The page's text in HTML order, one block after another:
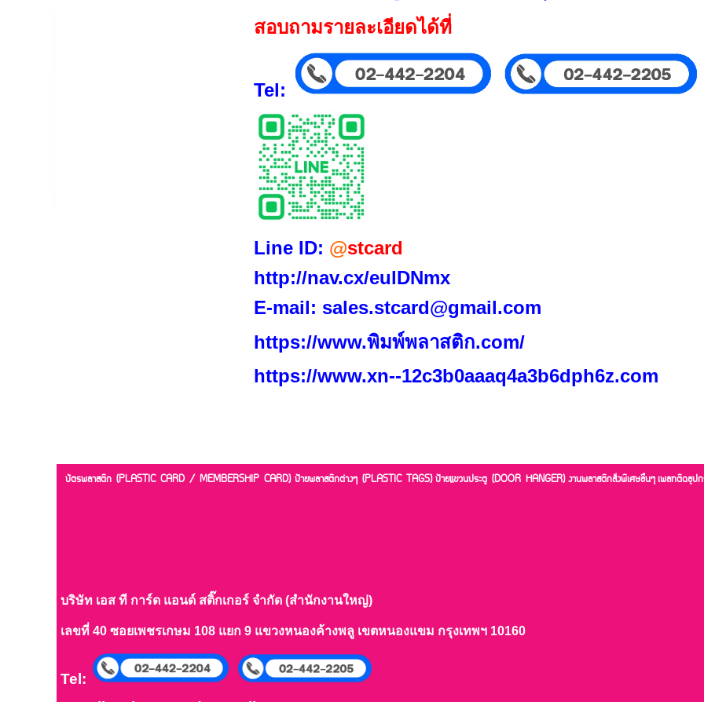
สอบถามรายละเอียดได้ที่
Tel:
Line ID: @stcard
http://nav.cx/eulDNmx
E-mail: sales.stcard@gmail.com
https://www.พิมพ์พลาสติก.com/
https://www.xn--12c3b0aaaq4a3b6dph6z.com
บัตรพลาสติก (PLASTIC CARD / MEMBERSHIP CARD) ป้ายพลาสติกต่างๆ (PLASTIC TAGS) ป้ายแขวนประตู (DOOR HANGER) งานพลาสติกสั่งพิเศษอื่นๆเพลทติดอุป
บริษัท เอส ที การ์ด แอนด์ สติ๊กเกอร์ จำกัด (สำนักงานใหญ่)
เลขที่ 40 ซอยเพชรเกษม 108 แยก 9 แขวงหนองค้างพลู เขตหนองแขม กรุงเทพฯ 10160
Tel: